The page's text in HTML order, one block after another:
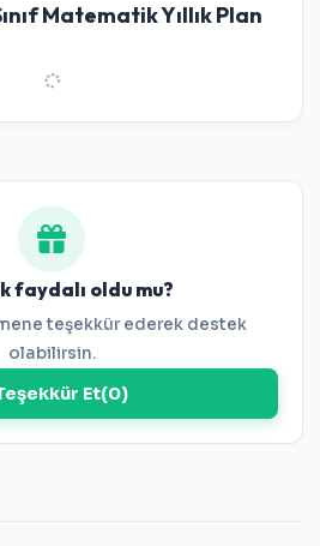
Matematik Yıllık Plan
faydalı oldu mu?
teşekkür ederek destek
olabilirsin.
Et(0)